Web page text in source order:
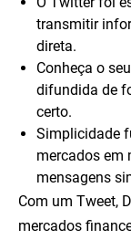
transmitir
direta.
Conheça o
difundida de
certo.
Simplicidade
mercados em
mensagens
Com um Tweet,
mercados